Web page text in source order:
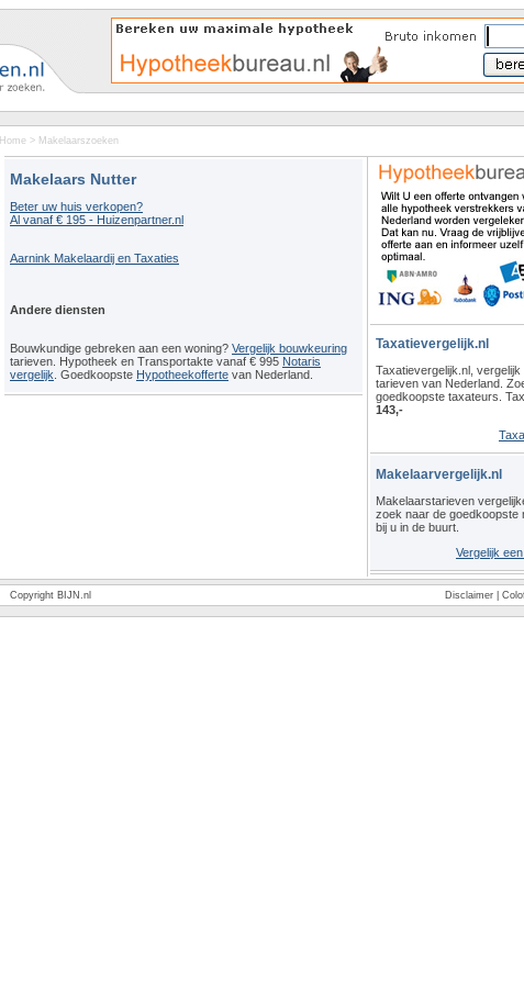
Home > Makelaarszoeken
Makelaars Nutter
Beter uw huis verkopen?
Al vanaf € 195 - Huizenpartner.nl
Aarnink Makelaardij en Taxaties
Andere diensten
Bouwkundige gebreken aan een woning? Vergelijk bouwkeuring
tarieven. Hypotheek en Transportakte vanaf € 995 Notaris
vergelijk . Goedkoopste Hypotheekofferte van Nederland.
Taxatievergelijk.nl
Taxatievergelijk.nl, vergelijk
tarieven van Nederland.
goedkoopste taxateurs.
143,-
Makelaarvergelijk.nl
Makelaarstarieven
zoek naar de goedkoopste
bij u in de buurt.
Vergelijk
Copyright BIJN.nl Disclaimer